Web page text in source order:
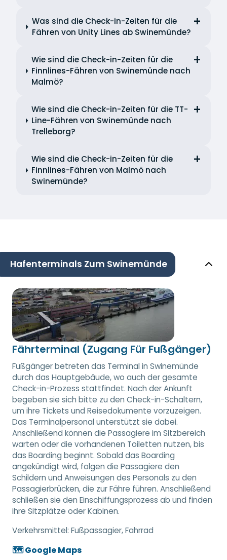
Was sind die Check-in-Zeiten für die
Fähren von Unity Lines ab Swinemünde?
Wie sind die Check-in-Zeiten für die
Finnlines-Fähren von Swinemünde nach
Malmö?
Wie sind die Check-in-Zeiten für die TT-
Line-Fähren von Swinemünde nach
Trelleborg?
Wie sind die Check-in-Zeiten für die
Finnlines-Fähren von Malmö nach
Swinemünde?
Hafenterminals Zum Swinemünde
Fährterminal (Zugang Für Fußgänger)
Fußgänger betreten das Terminal in Swinemünde
durch das Hauptgebäude, wo auch der gesamte
Check-in-Prozess stattfindet. Nach der Ankunft
begeben sie sich bitte zu den Check-in-Schaltern,
um ihre Tickets und Reisedokumente vorzuzeigen.
Das Terminalpersonal unterstützt sie dabei.
Anschließend können die Passagiere im Sitzbereich
warten oder die vorhandenen Toiletten nutzen, bis
das Boarding beginnt. Sobald das Boarding
angekündigt wird, folgen die Passagiere den
Schildern und Anweisungen des Personals zu den
Passagierbrücken, die zur Fähre führen. Anschließend
schließen sie den Einschiffungsprozess ab und finden
ihre Sitzplätze oder Kabinen.
Verkehrsmittel: Fußpassagier, Fahrrad
🗺️ Google Maps